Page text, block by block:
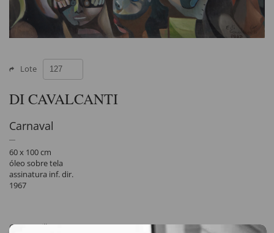
Lote
DI CAVALCANTI
Carnaval
60 x 100 cm
óleo sobre tela
assinatura inf. dir.
1967
Compartilhar